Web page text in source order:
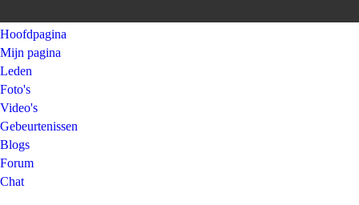
Hoofdpagina
Mijn pagina
Leden
Foto's
Video's
Gebeurtenissen
Blogs
Forum
Chat